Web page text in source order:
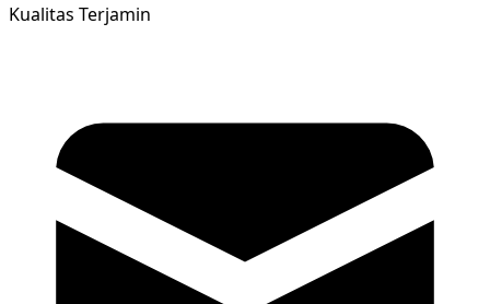
Kualitas Terjamin